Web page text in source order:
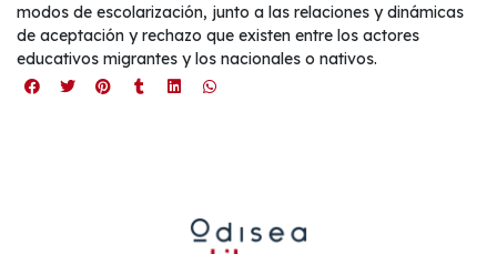
modos de escolarización, junto a las relaciones y dinámicas
de aceptación y rechazo que existen entre los actores
educativos migrantes y los nacionales o nativos.